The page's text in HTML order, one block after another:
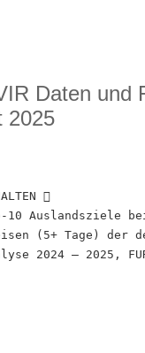
Daten und
2025

10 Auslandsziele
(5+ Tage) der
2024 – 2025,